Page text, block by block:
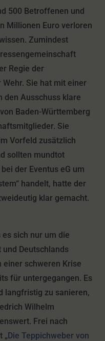
500 Betroffenen und
Millionen Euro verloren
Zumindest
Regie der
Sie hat mit einer
den Ausschuss klare
Baden-Württemberg
Sie
Vorfeld zusätzlich
sollten mundtot
der Eventus eG um
handelt, hatte der
klar gemacht.
sich nur um die
und Deutschlands
einer schweren Krise
für untergegangen. Es
langfristig zu sanieren,
Wilhelm
Frei nach
„Die Teppichweber von